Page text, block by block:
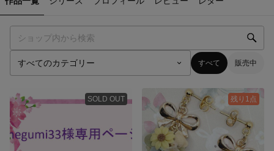
すべて 販売中
SOLD OUT 残り1点